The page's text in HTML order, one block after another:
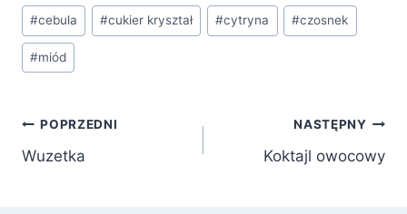
Tagi
wpisu:
#cebula #cukier kryształ #cytryna #czosnek
#miód
Nawigacja
wpisu
POPRZEDNI
Wuzetka
NASTĘPNY
Koktajl owocowy